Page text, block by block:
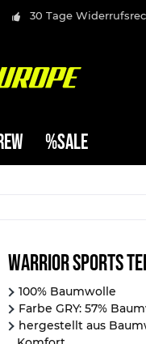
30 Tage
%SALE
Warrior Sports
100% Baumwolle
Farbe GRY: 57%
hergestellt aus